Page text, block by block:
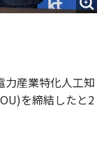
力産業特化人工知
を締結したと2